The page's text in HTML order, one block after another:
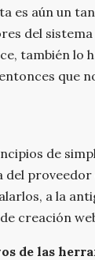
es aún un
del
también lo
que
de
a la
creación
de las